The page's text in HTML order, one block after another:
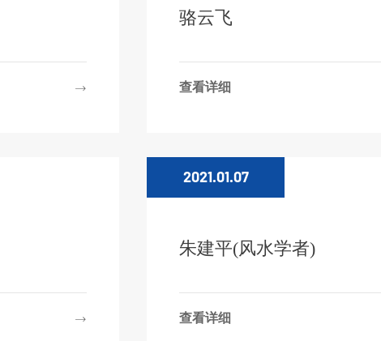
骆云飞
查看详细
2021.01.07
朱建平(风水学者)
查看详细